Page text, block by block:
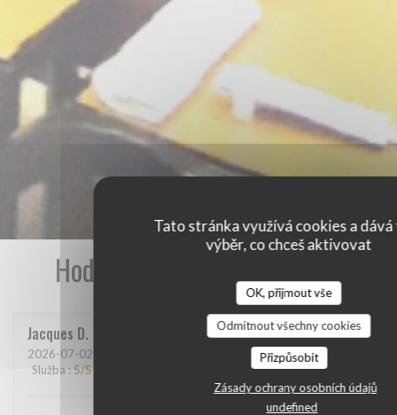
Tato stránka využívá cookies a dává
výběr, co chceš aktivovat
OK, přijmout vše
Odmítnout všechny cookies
Přizpůsobit
Zásady ochrany osobních údajů
undefined
Hodnocení našich zákazníků
Jacques D
2026-07-02
Služba :5/5 /5 Kvalita / Cena